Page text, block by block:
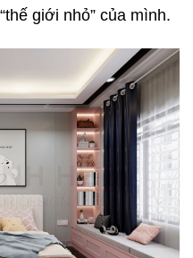
giới nhỏ” của mình.